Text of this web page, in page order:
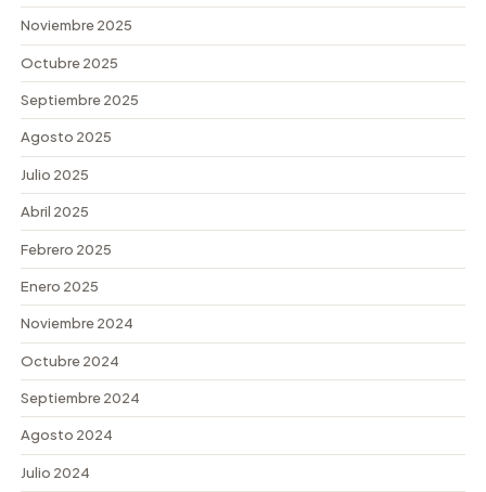
Noviembre 2025
Octubre 2025
Septiembre 2025
Agosto 2025
Julio 2025
Abril 2025
Febrero 2025
Enero 2025
Noviembre 2024
Octubre 2024
Septiembre 2024
Agosto 2024
Julio 2024